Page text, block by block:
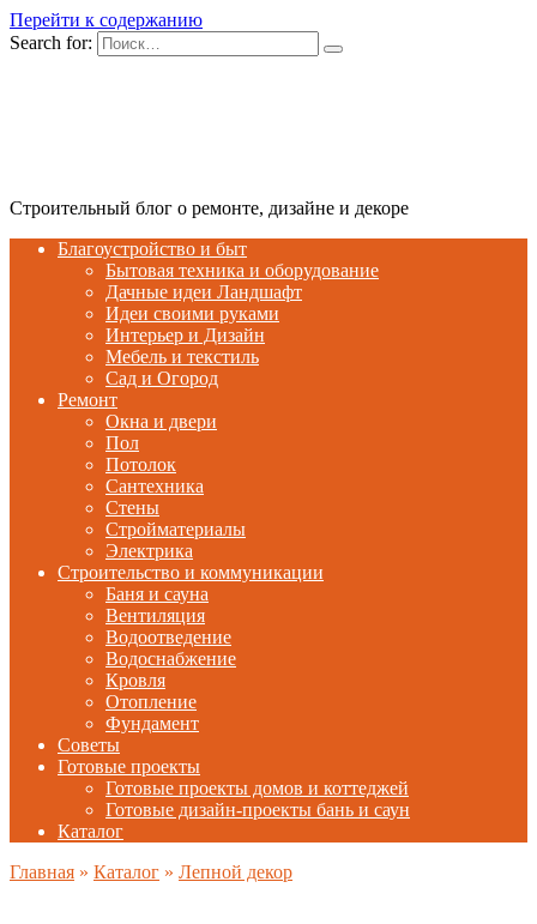
Перейти к содержанию
Search for:
Строительный блог о ремонте, дизайне и декоре
Благоустройство и быт
Бытовая техника и оборудование
Дачные идеи Ландшафт
Идеи своими руками
Интерьер и Дизайн
Мебель и текстиль
Сад и Огород
Ремонт
Окна и двери
Пол
Потолок
Сантехника
Стены
Стройматериалы
Электрика
Строительство и коммуникации
Баня и сауна
Вентиляция
Водоотведение
Водоснабжение
Кровля
Отопление
Фундамент
Советы
Готовые проекты
Готовые проекты домов и коттеджей
Готовые дизайн-проекты бань и саун
Каталог
Главная » Каталог » Лепной декор